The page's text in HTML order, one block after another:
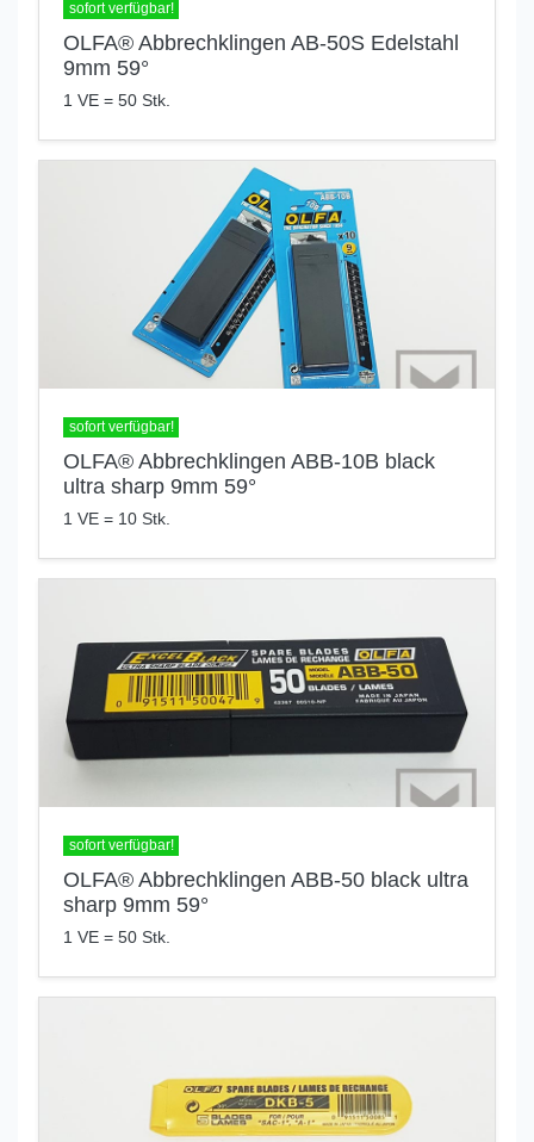
sofort verfügbar!
OLFA® Abbrechklingen AB-50S Edelstahl
9mm 59°
1 VE = 50 Stk.
sofort verfügbar!
OLFA® Abbrechklingen ABB-10B black
ultra sharp 9mm 59°
1 VE = 10 Stk.
sofort verfügbar!
OLFA® Abbrechklingen ABB-50 black ultra
sharp 9mm 59°
1 VE = 50 Stk.